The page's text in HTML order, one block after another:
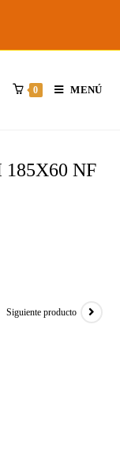
0 MENÚ
185X60 NF
Siguiente producto